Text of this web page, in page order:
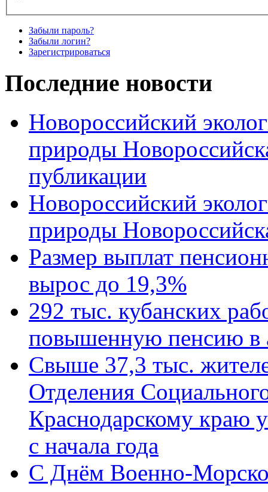
Забыли пароль?
Забыли логин?
Зарегистрироваться
Последние новости
Новороссийский
природы
публикации
Новороссийский
природы
Размер выплат
вырос до 19,3%
292 тыс. кубанских
повышенную пенсию в
Свыше 37,3 тыс.
Отделения
Краснодарскому краю
с начала года
C Днём Военно-